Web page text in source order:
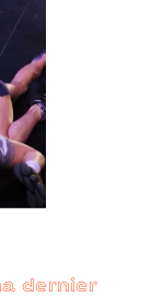
dernier